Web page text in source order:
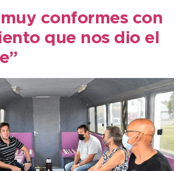
conformes con
que nos dio el